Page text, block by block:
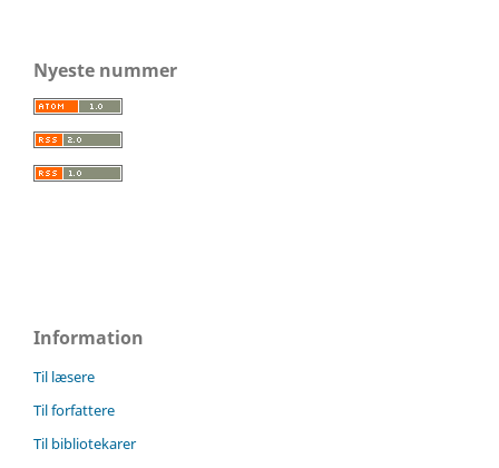
Nyeste nummer
Information
Til læsere
Til forfattere
Til bibliotekarer